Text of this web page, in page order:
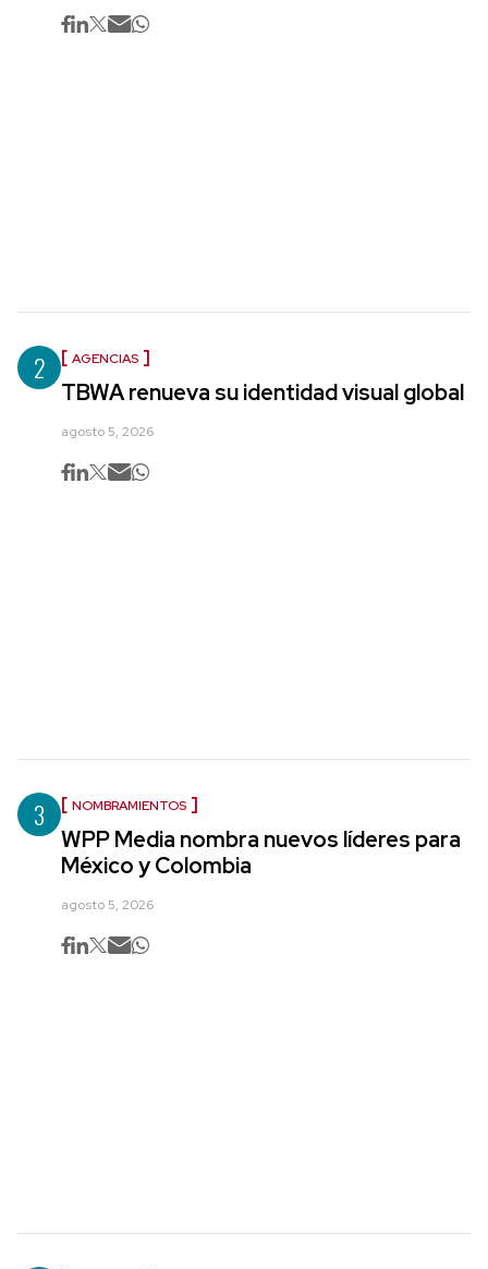
2 AGENCIAS
TBWA renueva su identidad visual global
agosto 5, 2026
3 NOMBRAMIENTOS
WPP Media nombra nuevos líderes para
México y Colombia
agosto 5, 2026